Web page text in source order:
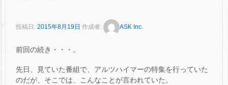
投稿日: 2015年8月19日 作成者: ASK Inc.
前回の続き・・・。
先日、見ていた番組で、アルツハイマーの特集を行っていた
のだが、そこでは、こんなことが言われていた。